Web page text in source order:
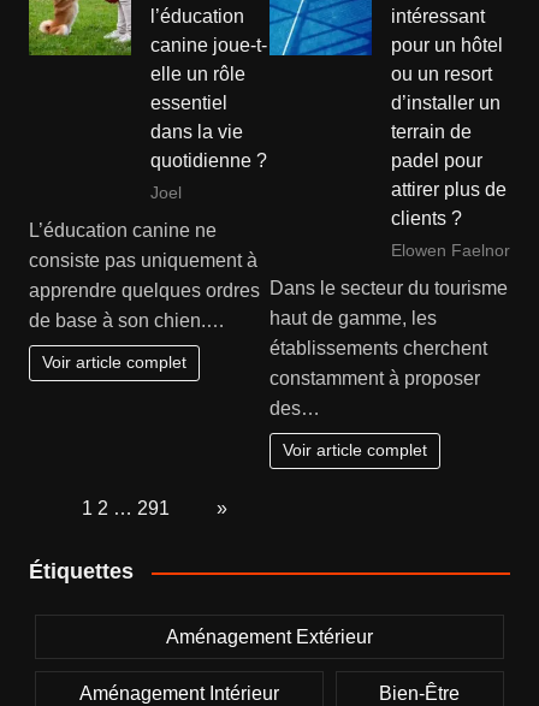
l’éducation
canine joue-t-
elle un rôle
essentiel
dans la vie
quotidienne ?
Joel
L’éducation canine ne
consiste pas uniquement à
apprendre quelques ordres
de base à son chien.…
Voir article complet
intéressant
pour un hôtel
ou un resort
d’installer un
terrain de
padel pour
attirer plus de
clients ?
Elowen Faelnor
Dans le secteur du tourisme
haut de gamme, les
établissements cherchent
constamment à proposer
des…
Voir article complet
1 2 … 291 »
Étiquettes
Aménagement Extérieur
Aménagement Intérieur Bien-Être